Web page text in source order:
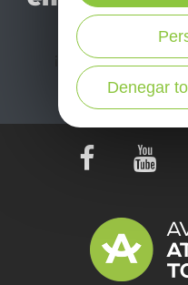
el
¡SUSCRÍBASE A
Denegar